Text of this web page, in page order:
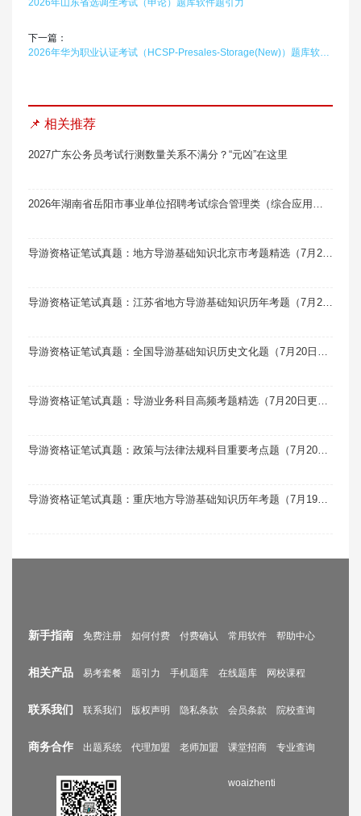
下一篇：
📌 相关推荐
2027广东公务员考试行测数量关系不满分？“元凶”在这里
新手指南 免费注册 如何付费 付费确认 常用软件 帮助中心
相关产品 易考套餐 题引力 手机题库 在线题库 网校课程
联系我们 联系我们 版权声明 隐私条款 会员条款 院校查询
商务合作 出题系统 代理加盟 老师加盟 课堂招商 专业查询
woaizhenti